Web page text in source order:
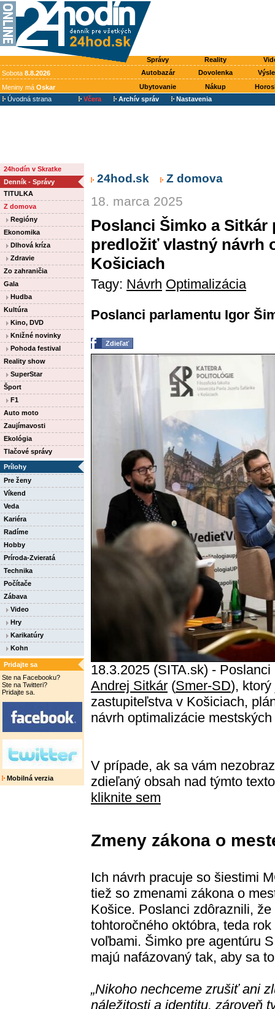
Správy Reality
Sobota 8.8.2026 Autobazár Dovolenka
Meniny má Oskar Ubytovanie Nákup
Úvodná strana
Včera Archív správ Nastavenia
24hodín v Skratke
Denník - Správy
TITULKA
Z domova
Regióny
Ekonomika
Dlhová kríza
Zdravie
Zo zahraničia
Gala
Hudba
Kultúra
Kino, DVD
Knižné novinky
Pohoda festival
Reality show
SuperStar
Šport
F1
Auto moto
Zaujímavosti
Ekológia
Tlačové správy
Prílohy
Pre ženy
Víkend
Veda
Kariéra
Radíme
Hobby
Príroda-Zvieratá
Technika
Počítače
Zábava
Video
Hry
Karikatúry
Kohn
Pridajte sa
Ste na Facebooku?
Ste na Twitteri?
Pridajte sa.
Mobilná verzia
24hod.sk Z domova
18. marca 2025
Poslanci Šimko a
predložiť vlastný návrh
Košiciach
Tagy: Návrh Optimalizácia
Poslanci parlamentu Igor
Zdieľať
18.3.2025 (SITA.sk) -
Andrej Sitkár (Smer-SD), ktorý
zastupiteľstva v Košiciach,
návrh optimalizácie
V prípade, ak sa vám
zdieľaný obsah nad týmto
kliknite sem
Zmeny zákona o
Ich návrh pracuje so šiestimi
tiež so zmenami zákona o
Košice. Poslanci zdôraznili,
tohtoročného októbra, teda
voľbami. Šimko pre agentúru
majú nafázovaný tak, aby sa
„Nikoho nechceme zrušiť ani
náležitosti a identitu, zároveň